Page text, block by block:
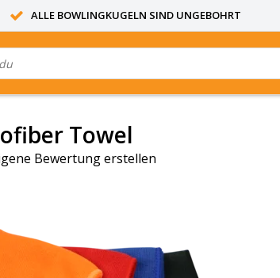
ALLE BOWLINGKUGELN SIND UNGEBOHRT
Towel
Bewertung erstellen